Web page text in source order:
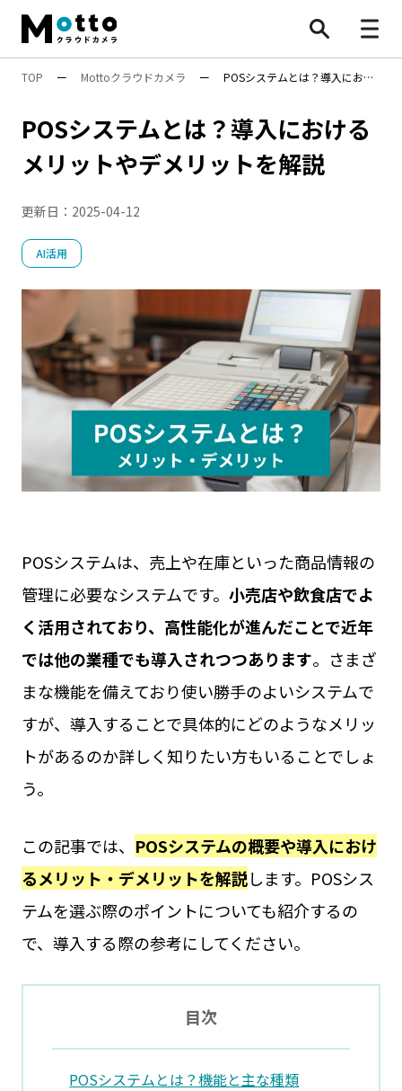
ナンバープレート認識
BONX
水中ポンプ死活監視App
安全管理
万引き対策
防犯カメラ
機能・性能
設置・工事
施工管理 点呼
8掛け社会
顧客分析
人手不足対策
Safieの機能
Safie One
店舗運営 DX
AIカメラ
見守りカメラ
ウェアラブルカメラ
屋外カメラ
遠隔臨場
Safie GOシリーズ
展示会
Safie Entrance2
セミナー
サービスサイト
お役立ち資料
すべて
防犯カメラ
業務効率化
AI活用
遠隔〇〇
特集
TOP ー Mottoクラウドカメラ ー POSシステムとは？導入におけ
POSシステムとは？導入における
メリットやデメリットを解説
AI活用
更新日： 2025-04-12
POSシステムは、売上や在庫といった商品情報の
管理に必要なシステムです。 小売店や飲食店でよ
く活用されており、高性能化が進んだことで近年
では他の業種でも導入されつつあります。さまざ
まな機能を備えており使い勝手のよいシステムで
すが、導入することで具体的にどのようなメリッ
トがあるのか詳しく知りたい方もいることでしょ
う。
この記事では、 POSシステムの概要や導入におけ
るメリット・デメリットを解説します。POSシス
テムを選ぶ際のポイントについても紹介するの
で、導入する際の参考にしてください。
目次
POSシステムとは？機能と主な種類